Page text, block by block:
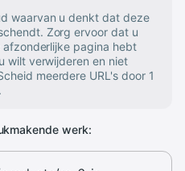
waarvan u denkt dat deze
Zorg ervoor dat u
pagina hebt
wilt verwijderen en niet
meerdere URL's door 1
werk: